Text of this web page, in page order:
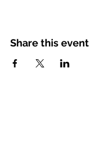
Share this event